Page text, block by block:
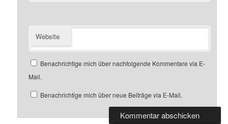
Website
Benachrichtige mich über nachfolgende Kommentare via E-
Mail.
Benachrichtige mich über neue Beiträge via E-Mail.